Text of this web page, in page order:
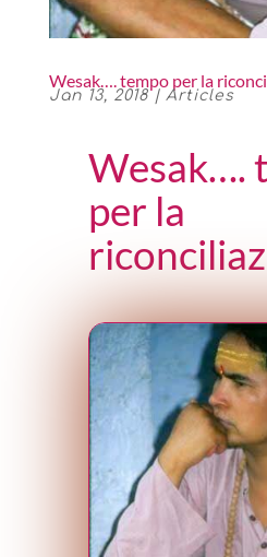
Wesak…. tempo per la
Jan 13, 2018| Articles
Wesak….
per la